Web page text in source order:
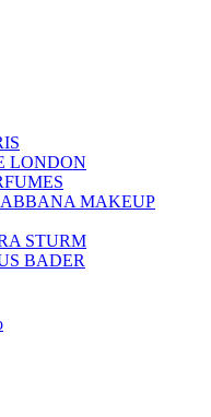
LONDON
MAKEUP
STURM
BADER